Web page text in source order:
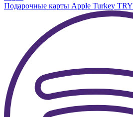
Подарочные карты Apple Turkey TRY